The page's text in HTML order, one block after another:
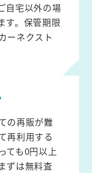
自宅以外の場
す。保管期限
ーネクスト
の再販が難
再利用する
ても0円以上
ずは無料査